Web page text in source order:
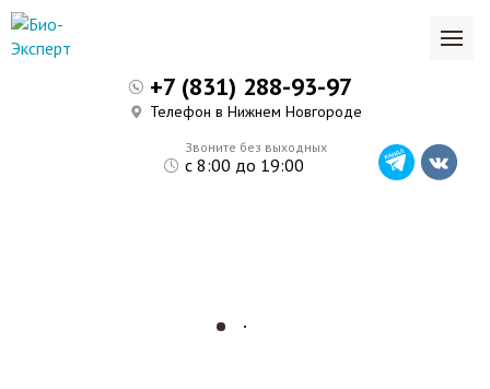
Звоните без выходных
с 8:00 до 19:00
+7 (831) 288-93-97
Телефон в Нижнем Новгороде